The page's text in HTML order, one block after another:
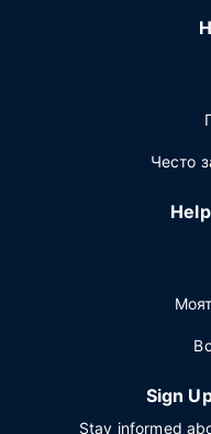
Често
Sign
Stay informed